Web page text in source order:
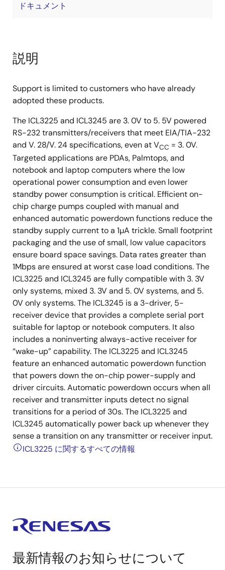
ドキュメント
説明
Support is limited to customers who have already
adopted these products.
The ICL3225 and ICL3245 are 3. 0V to 5. 5V powered
RS-232 transmitters/receivers that meet ElA/TIA-232
and V. 28/V. 24 specifications, even at VCC = 3. 0V.
Targeted applications are PDAs, Palmtops, and
notebook and laptop computers where the low
operational power consumption and even lower
standby power consumption is critical. Efficient on-
chip charge pumps coupled with manual and
enhanced automatic powerdown functions reduce the
standby supply current to a 1µA trickle. Small footprint
packaging and the use of small, low value capacitors
ensure board space savings. Data rates greater than
1Mbps are ensured at worst case load conditions. The
ICL3225 and ICL3245 are fully compatible with 3. 3V
only systems, mixed 3. 3V and 5. 0V systems, and 5.
0V only systems. The ICL3245 is a 3-driver, 5-
receiver device that provides a complete serial port
suitable for laptop or notebook computers. It also
includes a noninverting always-active receiver for
“wake-up” capability. The ICL3225 and ICL3245
feature an enhanced automatic powerdown function
that powers down the on-chip power-supply and
driver circuits. Automatic powerdown occurs when all
receiver and transmitter inputs detect no signal
transitions for a period of 30s. The ICL3225 and
ICL3245 automatically power back up whenever they
sense a transition on any transmitter or receiver input.
ICL3225 に関するすべての情報
最新情報のお知らせについて